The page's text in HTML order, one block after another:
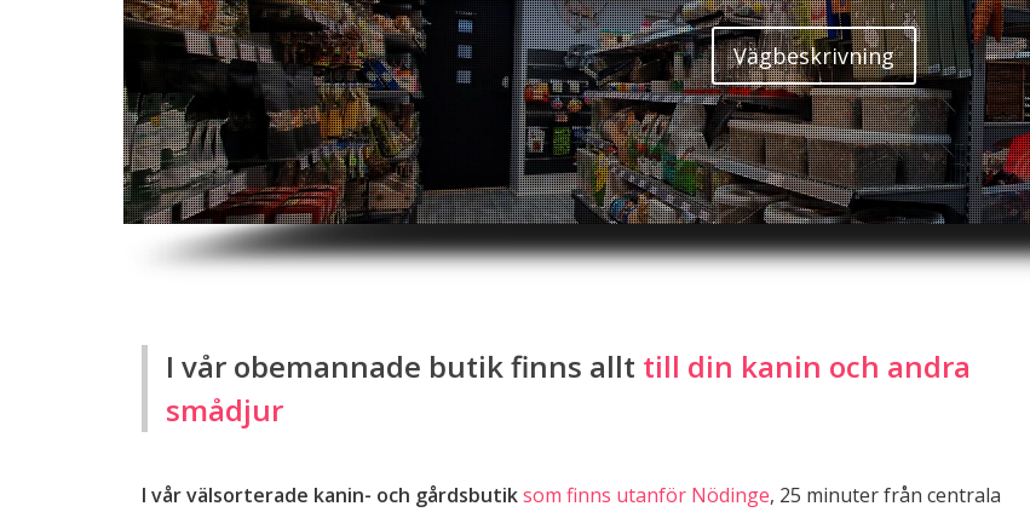
Vägbeskrivning
I vår obemannade butik finns allt till din kanin och andra
smådjur
I vår välsorterade kanin- och gårdsbutiksom finns utanför Nödinge, 25 minuter från centrala